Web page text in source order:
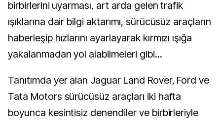
birbirlerini ​uyarması​,​ ​art arda gelen trafik
ışıkların​a dair bilgi aktarımı,​ sürücüsüz araçların​
haberleş​ip hızlarını ayarlayarak kırmızı ışığa
yakalanmadan ​yol alabilmeleri gibi..​.
Tanıtımda yer alan Jaguar Land Rover, Ford ve
Tata Motors ​sürücüsüz ​araçları iki hafta
boyunca ​kesintisiz denendiler​ ve birbirleriyle